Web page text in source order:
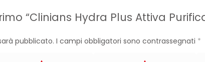
“Clinians Hydra Plus Attiva
pubblicato. I campi obbligatori sono contrassegnati *